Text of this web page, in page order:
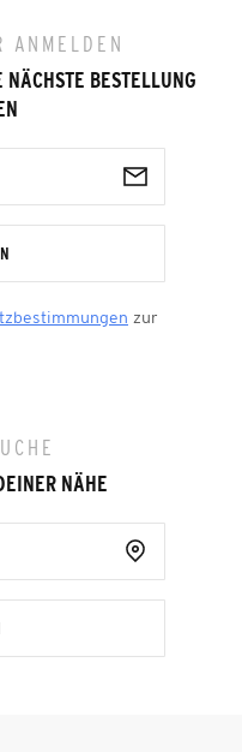
ANMELDEN
NÄCHSTE BESTELLUNG
zur
NÄHE